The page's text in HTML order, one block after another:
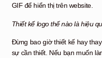
GIF để hiển thị trên website.
Thiết kế logo thế nào là hiệu
Đừng bao giờ thiết kế hay
sự cần thiết. Nếu bạn muốn